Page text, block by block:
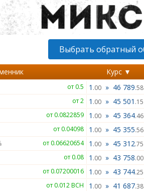
Выбрать обратный
Курс ▼
от 0.5 1 .00 » 46 789.58
от 2 1 .00 » 45 501 .15
от 0.0822859 1 .00 » 45 364.46
от 0.04098 1 .00 » 45 355.56
от 0.06620654 1 .00 » 45 312.75
от 0.08 1 .00 » 43 758.00
от 0.07200016 1 .00 » 43 744.25
от 0.012 BCH 1 .00 » 41 687.38